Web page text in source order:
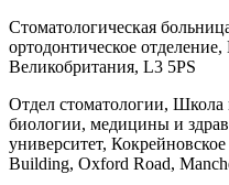
Стоматологическая
ортодонтическое
Великобритания, L3 5PS
Отдел стоматологии, Школа
биологии, медицины и
университет,
Building, Oxford Road,